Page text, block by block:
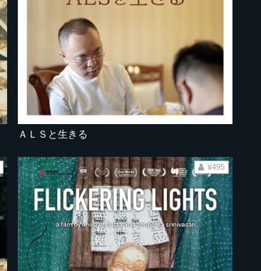
ＡＬＳと生きる
¥495